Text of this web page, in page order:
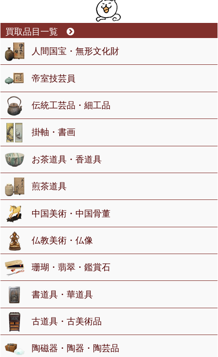
買取品目一覧
人間国宝・無形文化財
帝室技芸員
伝統工芸品・細工品
掛軸・書画
お茶道具・香道具
煎茶道具
中国美術・中国骨董
仏教美術・仏像
珊瑚・翡翠・鑑賞石
書道具・華道具
古道具・古美術品
陶磁器・陶器・陶芸品